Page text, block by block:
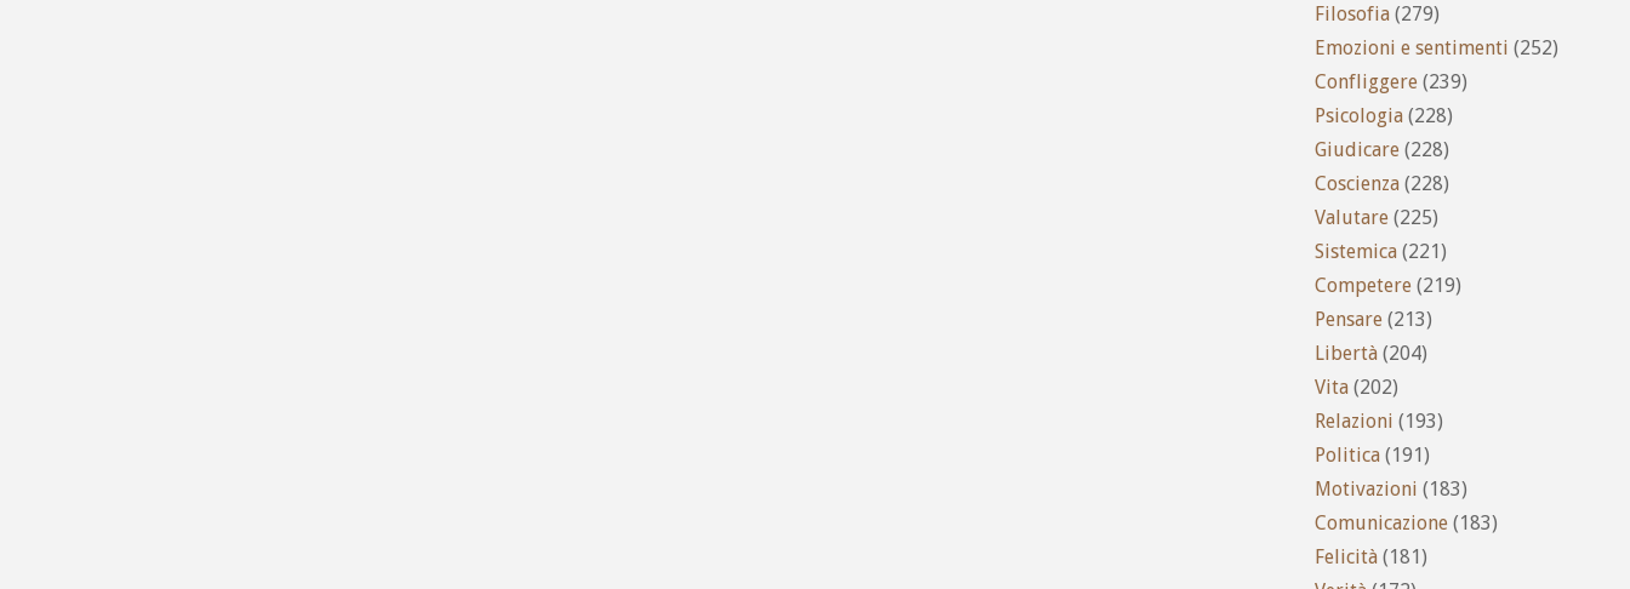
Filosofia (279)
Emozioni e sentimenti (252)
Confliggere (239)
Psicologia (228)
Giudicare (228)
Coscienza (228)
Valutare (225)
Sistemica (221)
Competere (219)
Pensare (213)
Libertà (204)
Vita (202)
Relazioni (193)
Politica (191)
Motivazioni (183)
Comunicazione (183)
Felicità (181)